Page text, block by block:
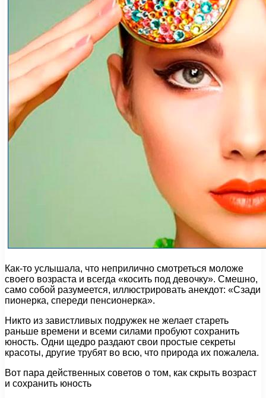
Как-то услышала, что неприлично смотреться моложе
своего возраста и всегда «косить под девочку». Смешно,
само собой разумеется, иллюстрировать анекдот: «Сзади
пионерка, спереди пенсионерка».
Никто из завистливых подружек не желает стареть
раньше времени и всеми силами пробуют сохранить
юность. Одни щедро раздают свои простые секреты
красоты, другие трубят во всю, что природа их пожалела.
Вот пара действенных советов о том, как скрыть возраст
и сохранить юность